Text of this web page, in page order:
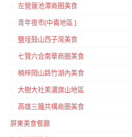
左營蓮池潭商圈美食
青年夜市[中崙地區 ]
鹽埕鼓山西子灣美食
七賢六合南華商圈美食
楠梓岡山路竹湖內美食
大樹大社美濃旗山地區
高雄三鐵共構商圈美食
屏東美食餐廳